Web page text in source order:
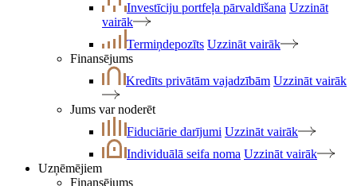
Investīciju portfeļa pārvaldīšana Uzzināt
vairāk
Termiņdepozīts Uzzināt vairāk
Finansējums
Kredīts privātām vajadzībām Uzzināt vairāk
Jums var noderēt
Fiduciārie darījumi Uzzināt vairāk
Individuālā seifa noma Uzzināt vairāk
Uzņēmējiem
Finansējums